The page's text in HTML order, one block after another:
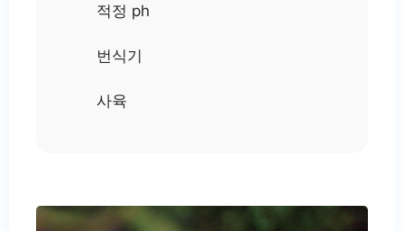
적정 ph
번식기
사육